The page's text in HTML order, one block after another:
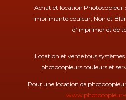
Achat et location Photocopieur
imprimante couleur, Noir et
d’imprimer et de
Location et vente tous
photocopieurs couleurs et
Pour une location de
www.photocopieur-